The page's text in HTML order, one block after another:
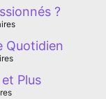
?
Quotidien
Plus